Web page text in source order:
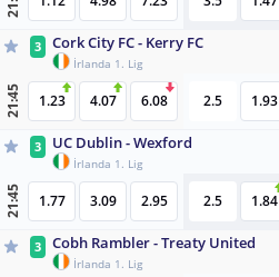
3 Cork City FC - Kerry FC
İrlanda 1. Lig
21:45 1.23 4.07 6.08 2.5 1.93
3 UC Dublin - Wexford
İrlanda 1. Lig
21:45 1.77 3.09 2.95 2.5 1.84
3 Cobh Rambler - Treaty United
İrlanda 1. Lig